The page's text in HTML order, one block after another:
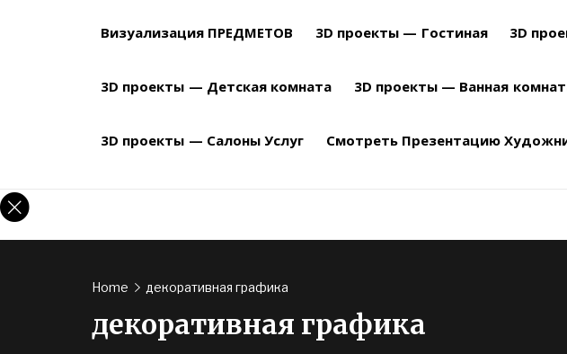
Визуализация ПРЕДМЕТОВ 3D проекты — Гостиная 3D
3D проекты — Детская комната 3D проекты — Ванная
3D проекты — Салоны Услуг Смотреть Презентацию
Home декоративная графика
декоративная графика